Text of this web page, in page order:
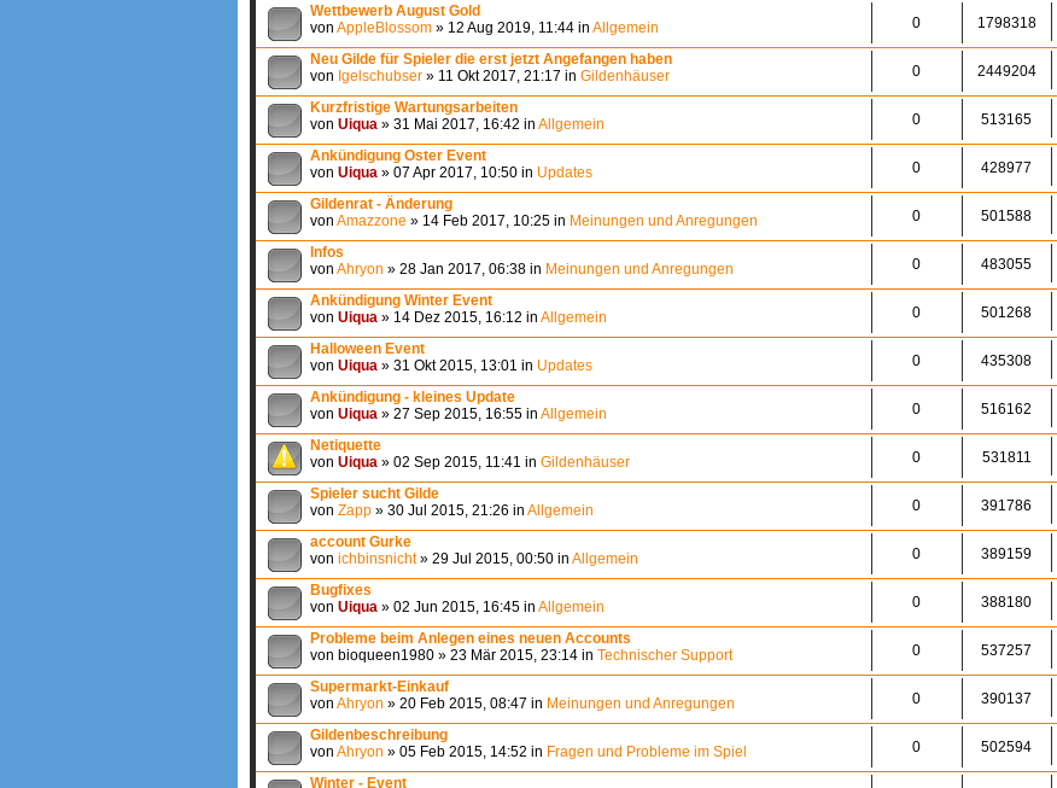
Wettbewerb August Gold
von AppleBlossom » 12 Aug 2019, 11:44 in Allgemein 0 1798318
Neu Gilde für Spieler die erst jetzt Angefangen haben
von Igelschubser » 11 Okt 2017, 21:17 in Gildenhäuser 0 2449204
Kurzfristige Wartungsarbeiten
von Uiqua » 31 Mai 2017, 16:42 in Allgemein 0 513165
Ankündigung Oster Event
von Uiqua » 07 Apr 2017, 10:50 in Updates 0 428977
Gildenrat - Änderung
von Amazzone » 14 Feb 2017, 10:25 in Meinungen und Anregungen 0 501588
Infos
von Ahryon » 28 Jan 2017, 06:38 in Meinungen und Anregungen 0 483055
Ankündigung Winter Event
von Uiqua » 14 Dez 2015, 16:12 in Allgemein 0 501268
Halloween Event
von Uiqua » 31 Okt 2015, 13:01 in Updates 0 435308
Ankündigung - kleines Update
von Uiqua » 27 Sep 2015, 16:55 in Allgemein 0 516162
Netiquette
von Uiqua » 02 Sep 2015, 11:41 in Gildenhäuser 0 531811
Spieler sucht Gilde
von Zapp » 30 Jul 2015, 21:26 in Allgemein 0 391786
account Gurke
von ichbinsnicht» 29 Jul 2015, 00:50 in Allgemein 0 389159
Bugfixes
von Uiqua » 02 Jun 2015, 16:45 in Allgemein 0 388180
Probleme beim Anlegen eines neuen Accounts
von bioqueen1980 » 23 Mär 2015, 23:14 in Technischer Support 0 537257
Supermarkt-Einkauf
von Ahryon » 20 Feb 2015, 08:47 in Meinungen und Anregungen 0 390137
Gildenbeschreibung
von Ahryon » 05 Feb 2015, 14:52 in Fragen und Probleme im Spiel 0 502594
Winter - Event